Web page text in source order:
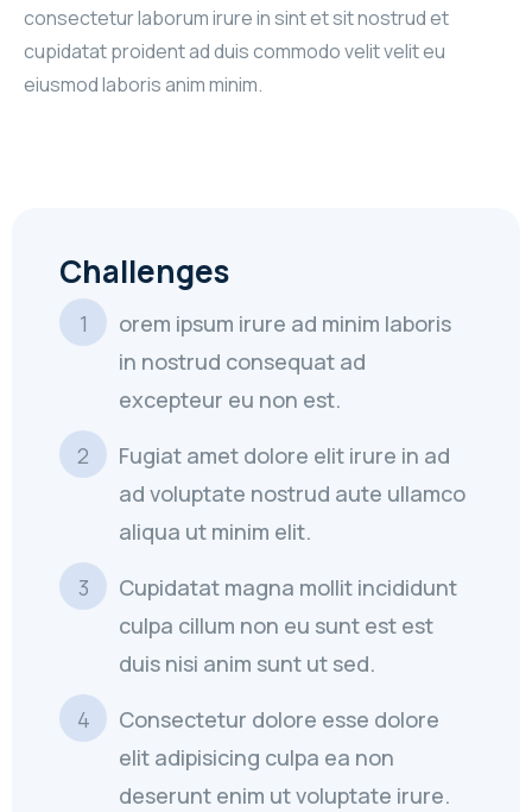
consectetur laborum irure in sint et sit nostrud et
cupidatat proident ad duis commodo velit velit eu
eiusmod laboris anim minim.
Challenges
orem ipsum irure ad minim laboris
in nostrud consequat ad
excepteur eu non est.
Fugiat amet dolore elit irure in ad
ad voluptate nostrud aute ullamco
aliqua ut minim elit.
Cupidatat magna mollit incididunt
culpa cillum non eu sunt est est
duis nisi anim sunt ut sed.
Consectetur dolore esse dolore
elit adipisicing culpa ea non
deserunt enim ut voluptate irure.